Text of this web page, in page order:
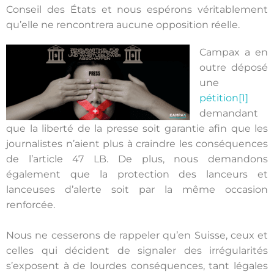
Conseil des États et nous espérons véritablement
qu’elle ne rencontrera aucune opposition réelle.
Campax a en
outre déposé
une
pétition [1]
demandant
que la liberté de la presse soit garantie afin que les
journalistes n’aient plus à craindre les conséquences
de l’article 47 LB. De plus, nous demandons
également que la protection des lanceurs et
lanceuses d’alerte soit par la même occasion
renforcée.
Nous ne cesserons de rappeler qu’en Suisse, ceux et
celles qui décident de signaler des irrégularités
s’exposent à de lourdes conséquences, tant légales